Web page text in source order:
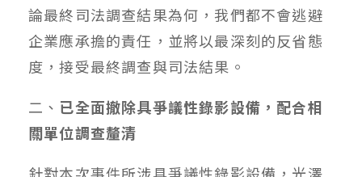
論最終司法調查結果為何，我們都不會逃避
企業應承擔的責任，並將以最深刻的反省態
度，接受最終調查與司法結果。
二、 已全面撤除具爭議性錄影設備，配合相
關單位調查釐清
針對本次事件所涉具爭議性錄影設備，光澤